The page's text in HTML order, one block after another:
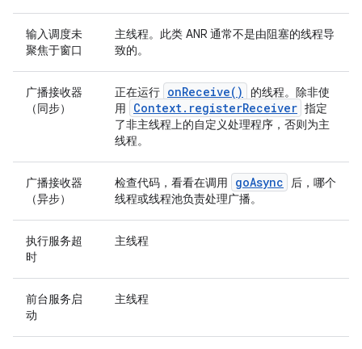
输入调度未
聚焦于窗口
主线程。此类 ANR 通常不是由阻塞的线程导
致的。
广播接收器
（同步）
正在运行 onReceive( )
的线程。除非使
用
Context. registerReceiver 指定
了非主线程上的自定义处理程序，否则为主
线程。
广播接收器
（异步）
检查代码，看看在调用 goAsync
后，哪个
线程或线程池负责处理广播。
执行服务超
时
主线程
前台服务启
动
主线程